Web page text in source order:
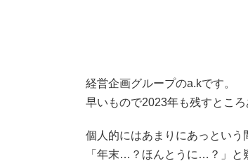
経営企画グループのa.kです。
早いもので2023年も残すところ
個人的にはあまりにあっという
「年末…？ほんとうに…？」と